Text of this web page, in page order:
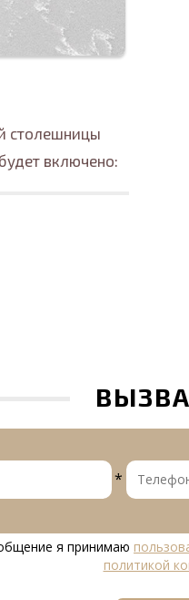
столешницы
включено:
*
я принимаю
политикой